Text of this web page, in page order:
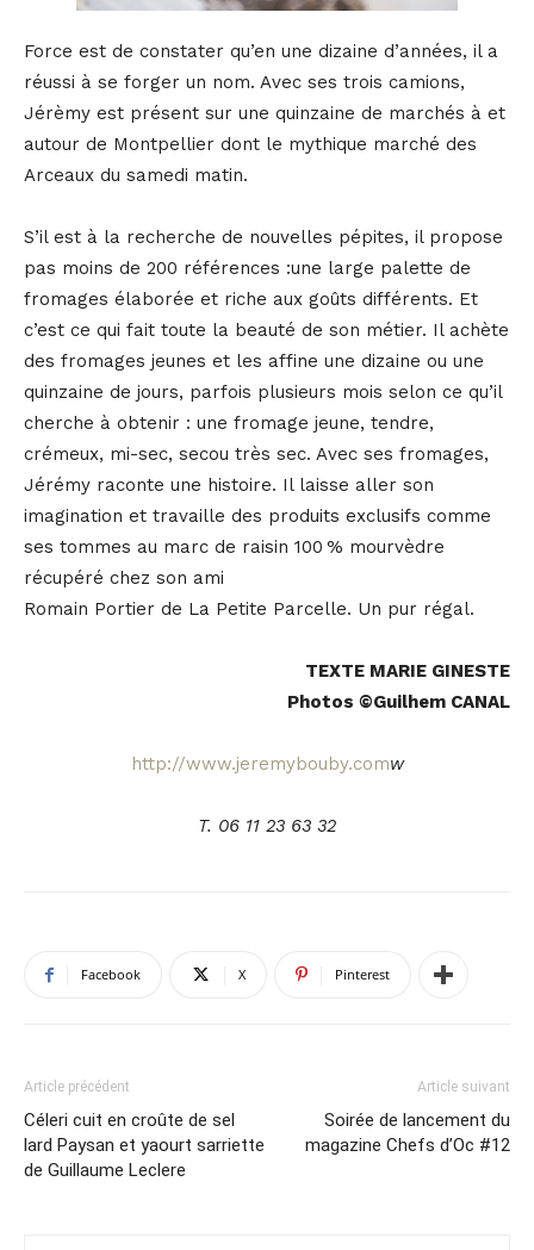
Force est de constater qu’en une dizaine d’années, il a
réussi à se forger un nom. Avec ses trois camions,
Jérèmy est présent sur une quinzaine de marchés à et
autour de Montpellier dont le mythique marché des
Arceaux du samedi matin.
S’il est à la recherche de nouvelles pépites, il propose
pas moins de 200 références :une large palette de
fromages élaborée et riche aux goûts différents. Et
c’est ce qui fait toute la beauté de son métier. Il achète
des fromages jeunes et les affine une dizaine ou une
quinzaine de jours, parfois plusieurs mois selon ce qu’il
cherche à obtenir : une fromage jeune, tendre,
crémeux, mi-sec, secou très sec. Avec ses fromages,
Jérémy raconte une histoire. Il laisse aller son
imagination et travaille des produits exclusifs comme
ses tommes au marc de raisin 100 % mourvèdre
récupéré chez son ami
Romain Portier de La Petite Parcelle. Un pur régal.
TEXTE MARIE GINESTE
Photos ©Guilhem CANAL
http://www.jeremybouby.comw
T. 06 11 23 63 32
Facebook X Pinterest
Article précédent
Céleri cuit en croûte de sel
lard Paysan et yaourt sarriette
de Guillaume Leclere
Article suivant
Soirée de lancement du
magazine Chefs d’Oc #12